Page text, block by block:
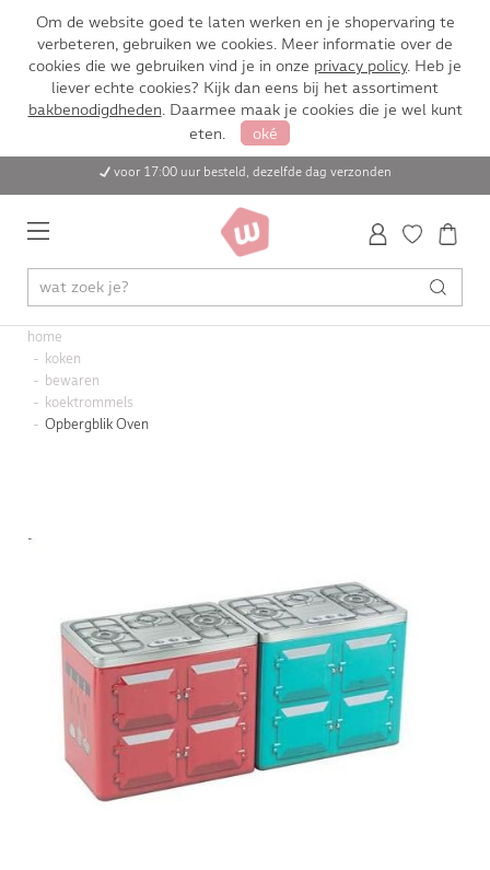
Om de website goed te laten werken en je shopervaring te
verbeteren, gebruiken we cookies. Meer informatie over de
cookies die we gebruiken vind je in onze privacy policy. Heb je
liever echte cookies? Kijk dan eens bij het assortiment
bakbenodigdheden. Daarmee maak je cookies die je wel kunt
eten.
oké
voor 17:00 uur besteld, dezelfde dag verzonden
home
koken
bewaren
koektrommels
Opbergblik Oven